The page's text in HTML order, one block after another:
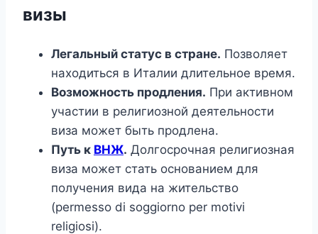
визы
Легальный статус в стране. Позволяет
находиться в Италии длительное время.
Возможность продления. При активном
участии в религиозной деятельности
виза может быть продлена.
Путь к ВНЖ. Долгосрочная религиозная
виза может стать основанием для
получения вида на жительство
(permesso di soggiorno per motivi
religiosi).